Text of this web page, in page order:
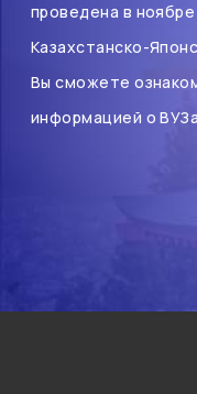
проведена в
Казахстанско-
Вы сможете
информацией о